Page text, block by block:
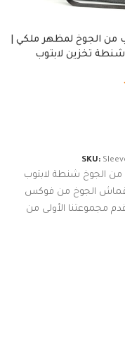
من الجوخ لمظهر ملكي |
تخزين لابتوب
نوت بوك والتابلت،
SKU:
من الجوخ شنطة لابتوب
الجوخ من فوكس
مجموعتنا الأولى من